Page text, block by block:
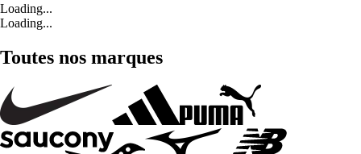
Loading...
Loading...
Toutes nos marques